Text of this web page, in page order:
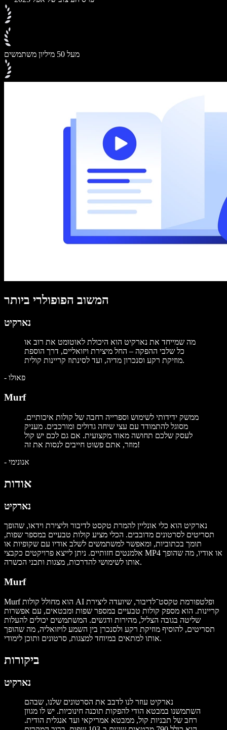
מעל 50 מיליון משתמשים
המשוב הפופולרי ביותר
נארקיט
מה שמייחד את נארקיט הוא היכולת לאוטומט את רוב או
כל שלבי ההפקה – החל מיצירת ויזואליים, דרך הוספת
מוזיקת רקע וסנכרון מדיה, ועד לסינתוז קריינות קולית.
- פאולו
Murf
ממשק ידידותי לשימוש וספרייה רחבה של קולות איכותיים.
מסוגל להתמודד עם עצי שיחה גדולים ומורכבים. מעניק
לעסק שלכם תחושה מאוד מקצועית. אם גם לכם יש קול
מוזר, אתם פשוט חייבים לנסות את זה!
- אנונימי
אודות
נארקיט
נארקיט הוא כלי אונליין להמרת טקסט לדיבור וליצירת וידאו, שהופך
תסריטים לסרטונים מדובבים. הכלי מציע קולות טבעיים במספר שפות,
תומך בכתוביות, ומאפשר למשתמשים לשלב אודיו עם שקופיות או
אלמנטים חזותיים. ניתן לייצא פרויקטים כקבצי MP4 או אודיו, מה שהופך
אותו לשימושי להדרכות, מצגות ותכני הכשרה.
Murf
Murf הוא מחולל קולות AI ופלטפורמת טקסט־לדיבור, שיועדה ליצירת
קריינות. הוא מספק קולות טבעיים במספר שפות ומבטאים, עם אפשרות
שליטה בגובה הצליל, מהירות ודגשים. המשתמשים יכולים להעלות
תסריטים, להוסיף מוזיקת רקע ולסנכרן בין השמע לויזואליה, מה שהופך
אותו למתאים במיוחד למצגות, סרטונים ותוכן לימודי.
ביקורות
נארקיט
נארקיט עוזר לנו לדבב את הסרטונים שלנו, שבהם
השתמשנו במבטא הודי להפקות תוכנה חינוכיות. יש לו מגוון
רחב של תבניות קול, ממבטא אמריקאי ועד אנגלית הודית.